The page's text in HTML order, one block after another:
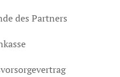
des Partners